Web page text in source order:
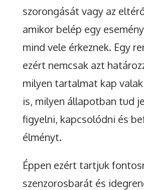
szorongását vagy az
amikor belép egy
mind vele érkeznek. Egy
ezért nemcsak azt
milyen tartalmat kap
is, milyen állapotban tud
figyelni, kapcsolódni és
élményt.
Éppen ezért tartjuk
szenzorosbarát és